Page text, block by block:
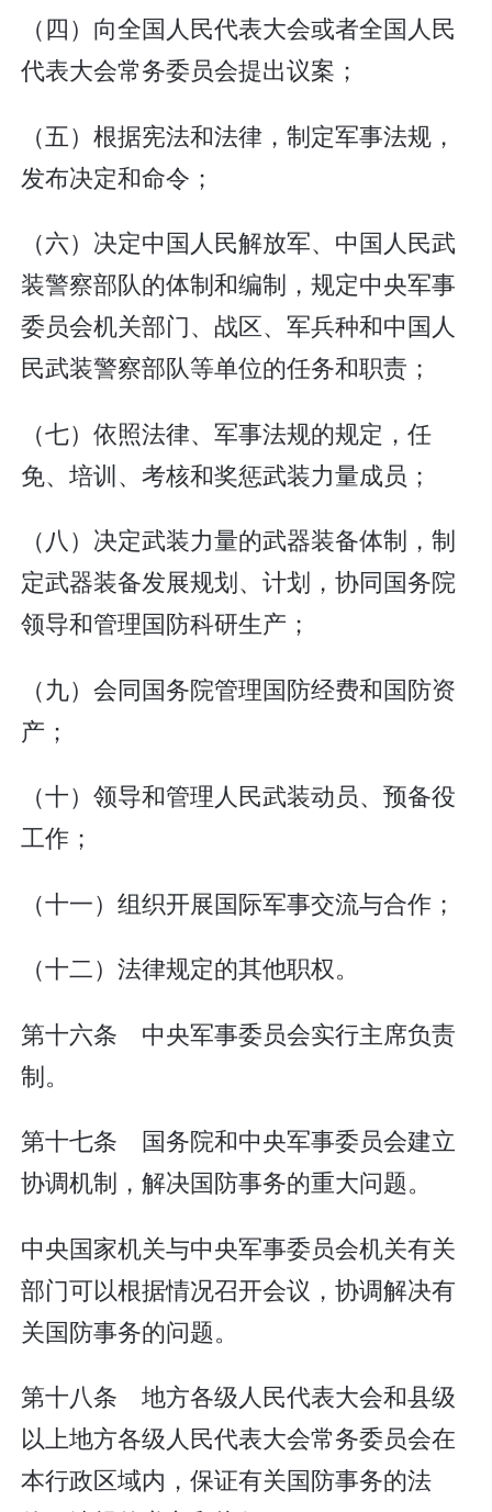
（四）向全国人民代表大会或者全国人民
代表大会常务委员会提出议案；
（五）根据宪法和法律，制定军事法规，
发布决定和命令；
（六）决定中国人民解放军、中国人民武
装警察部队的体制和编制，规定中央军事
委员会机关部门、战区、军兵种和中国人
民武装警察部队等单位的任务和职责；
（七）依照法律、军事法规的规定，任
免、培训、考核和奖惩武装力量成员；
（八）决定武装力量的武器装备体制，制
定武器装备发展规划、计划，协同国务院
领导和管理国防科研生产；
（九）会同国务院管理国防经费和国防资
产；
（十）领导和管理人民武装动员、预备役
工作；
（十一）组织开展国际军事交流与合作；
（十二）法律规定的其他职权。
第十六条 中央军事委员会实行主席负责
制。
第十七条 国务院和中央军事委员会建立
协调机制，解决国防事务的重大问题。
中央国家机关与中央军事委员会机关有关
部门可以根据情况召开会议，协调解决有
关国防事务的问题。
第十八条 地方各级人民代表大会和县级
以上地方各级人民代表大会常务委员会在
本行政区域内，保证有关国防事务的法